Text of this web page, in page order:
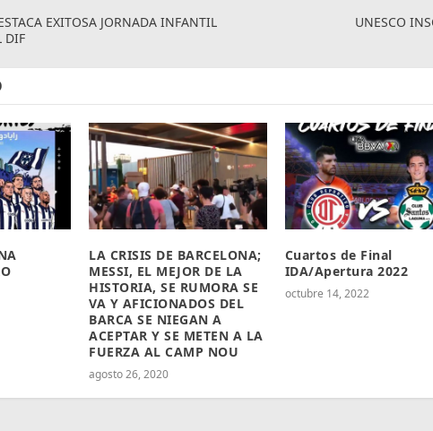
EXITOSA JORNADA INFANTIL
DIF
UNESCO
LA CRISIS DE BARCELONA;
MESSI, EL MEJOR DE LA
HISTORIA, SE RUMORA SE
VA Y AFICIONADOS DEL
BARCA SE NIEGAN A
ACEPTAR Y SE METEN A LA
FUERZA AL CAMP NOU
agosto 26, 2020
Cuartos de Final
IDA/Apertura 2022
octubre 14, 2022